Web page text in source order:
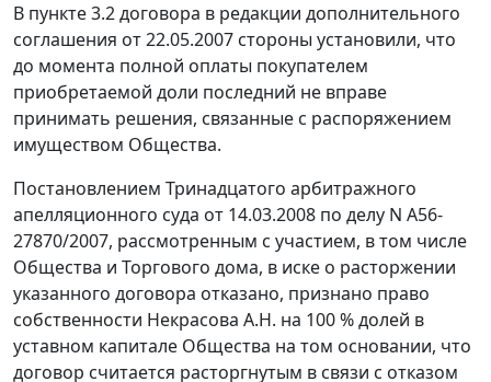
В пункте 3.2 договора в редакции дополнительного
соглашения от 22.05.2007 стороны установили, что
до момента полной оплаты покупателем
приобретаемой доли последний не вправе
принимать решения, связанные с распоряжением
имуществом Общества.
Постановлением Тринадцатого арбитражного
апелляционного суда от 14.03.2008 по делу N А56-
27870/2007, рассмотренным с участием, в том числе
Общества и Торгового дома, в иске о расторжении
указанного договора отказано, признано право
собственности Некрасова А.Н. на 100 % долей в
уставном капитале Общества на том основании, что
договор считается расторгнутым в связи с отказом